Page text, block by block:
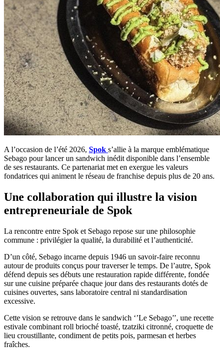
A l’occasion de l’été 2026, Spok s’allie à la marque emblématique
Sebago pour lancer un sandwich inédit disponible dans l’ensemble
de ses restaurants. Ce partenariat met en exergue les valeurs
fondatrices qui animent le réseau de franchise depuis plus de 20 ans.
Une collaboration qui illustre la vision
entrepreneuriale de Spok
La rencontre entre Spok et Sebago repose sur une philosophie
commune : privilégier la qualité, la durabilité et l’authenticité.
D’un côté, Sebago incarne depuis 1946 un savoir-faire reconnu
autour de produits conçus pour traverser le temps. De l’autre, Spok
défend depuis ses débuts une restauration rapide différente, fondée
sur une cuisine préparée chaque jour dans des restaurants dotés de
cuisines ouvertes, sans laboratoire central ni standardisation
excessive.
Cette vision se retrouve dans le sandwich ‘’Le Sebago’’, une recette
estivale combinant roll brioché toasté, tzatziki citronné, croquette de
lieu croustillante, condiment de petits pois, parmesan et herbes
fraîches.